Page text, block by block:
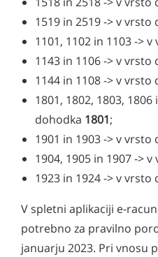
1519 in 2519 -> v vrsto
1101, 1102 in 1103 ->
1143 in 1106 -> v vrsto
1144 in 1108 -> v vrsto
1801, 1802, 1803,
dohodka 1801;
1901 in 1903 -> v vrsto
1904, 1905 in 1907 ->
1923 in 1924 -> v vrsto
V spletni aplikaciji e-
potrebno za pravilno
januarju 2023. Pri vnosu